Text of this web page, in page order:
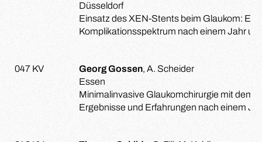
Düsseldorf
Einsatz des XEN-Stents beim Glaukom:
Komplikationsspektrum nach einem Jahr
047 KV Georg Gossen, A. Scheider
Essen
Minimalinvasive Glaukomchirurgie mit dem
Ergebnisse und Erfahrungen nach einem